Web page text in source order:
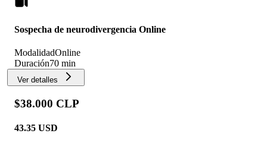
Sospecha de neurodivergencia Online
ModalidadOnline
Duración70 min
Ver detalles
$38.000 CLP
43.35 USD